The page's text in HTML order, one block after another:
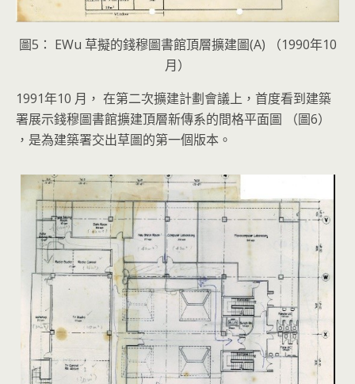
圖5： EWu 草擬的錢穆圖書館頂層擴建圖(A) （1990年10
月）
1991年10 月， 在第二次擴建計劃會議上，首度看到建築
署展示錢穆圖書館擴建頂層新傳系的間格平面圖 （圖6）
，是為建築署交出草圖的第一個版本。